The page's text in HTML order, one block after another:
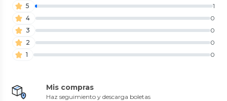
5
1
4
0
3
0
2
0
1
0
Mis compras
Haz seguimiento y descarga boletas